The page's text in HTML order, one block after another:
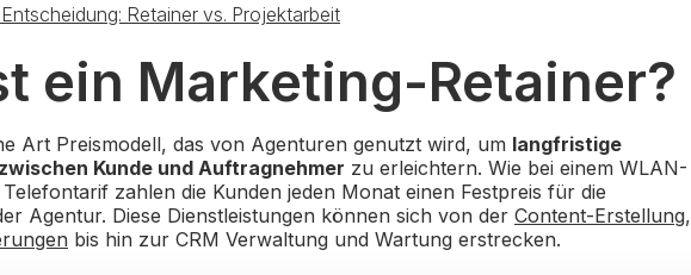
Retainer vs. Projektarbeit
ein Marketing-Retainer?
Art Preismodell, das von Agenturen genutzt wird, um langfristige
Kunde und Auftragnehmer zu erleichtern. Wie bei einem WLAN-
zahlen die Kunden jeden Monat einen Festpreis für die
Agentur. Diese Dienstleistungen können sich von der Content-Erstellung,
bis hin zur CRM Verwaltung und Wartung erstrecken.